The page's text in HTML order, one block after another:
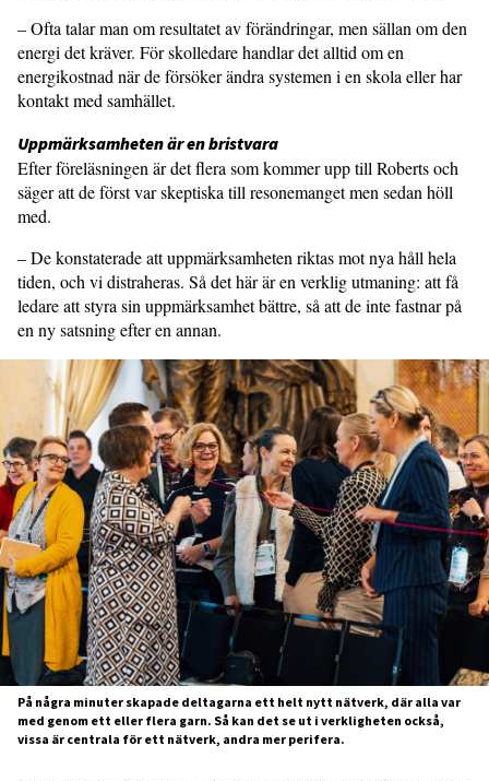
– Ofta talar man om resultatet av för­ändringar, men sällan om den
energi det kräver. För skolledare handlar det all­tid om en
energikostnad när de försöker ändra systemen i en skola eller har
kon­takt med samhället.
Uppmärksamheten är en brist­vara
Efter föreläsningen är det flera som kommer upp till Roberts och
säger att de först var skeptiska till resone­manget men sedan höll
med.
– De konstaterade att uppmärksamheten riktas mot nya håll hela
tiden, och vi distraheras. Så det här är en verklig utmaning: att få
ledare att styra sin upp­märksamhet bättre, så att de inte fastnar på
en ny satsning efter en annan.
På några minuter skapade deltagarna ett helt nytt nätverk, där alla var
med genom ett eller flera garn. Så kan det se ut i verkligheten också,
vissa är centrala för ett nätverk, andra mer perifera.